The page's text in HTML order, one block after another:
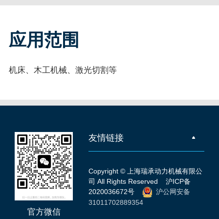
应用范围
机床、木工机械、激光切割等
官方微信
友情链接
Copyright © 上海瑞承动力机械有限公
司 All Rights Reserved沪ICP备
2020036672号
沪公网安备
31011702889354